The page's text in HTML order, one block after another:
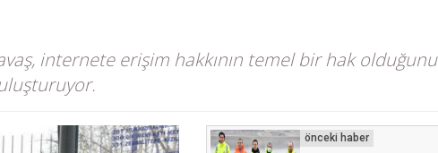
internete erişim hakkının temel bir hak olduğunu